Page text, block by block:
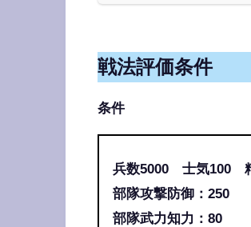
戦法評価条件
条件
兵数5000 士気100
部隊攻撃防御：250
部隊武力知力：80